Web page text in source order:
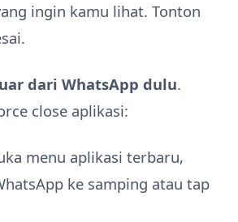
ingin kamu lihat. Tonton
dari WhatsApp dulu.
close aplikasi:
menu aplikasi terbaru,
ke samping atau tap